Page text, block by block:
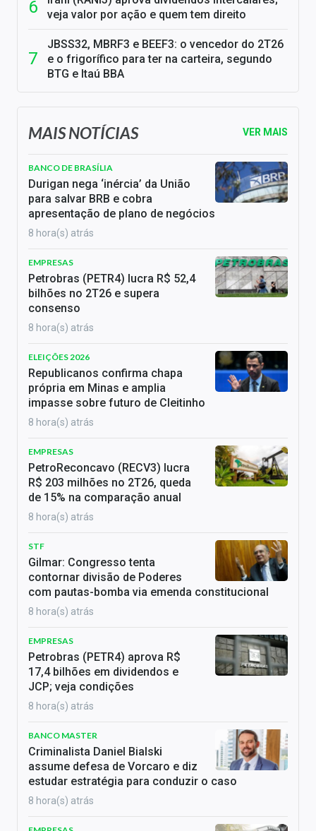
veja valor por ação e quem tem direito
JBSS32, MBRF3 e BEEF3: o vencedor do 2T26
e o frigorífico para ter na carteira, segundo
BTG e Itaú BBA
MAIS NOTÍCIAS VER MAIS
BANCO DE BRASÍLIA
Durigan nega ‘inércia’ da União
para salvar BRB e cobra
apresentação de plano de negócios
8 hora(s) atrás
EMPRESAS
Petrobras (PETR4) lucra R$ 52,4
bilhões no 2T26 e supera
consenso
8 hora(s) atrás
ELEIÇÕES 2026
Republicanos confirma chapa
própria em Minas e amplia
impasse sobre futuro de Cleitinho
8 hora(s) atrás
EMPRESAS
PetroReconcavo (RECV3) lucra
R$ 203 milhões no 2T26, queda
de 15% na comparação anual
8 hora(s) atrás
STF
Gilmar: Congresso tenta
contornar divisão de Poderes
com pautas-bomba via emenda constitucional
8 hora(s) atrás
EMPRESAS
Petrobras (PETR4) aprova R$
17,4 bilhões em dividendos e
JCP; veja condições
8 hora(s) atrás
BANCO MASTER
Criminalista Daniel Bialski
assume defesa de Vorcaro e diz
estudar estratégia para conduzir o caso
8 hora(s) atrás